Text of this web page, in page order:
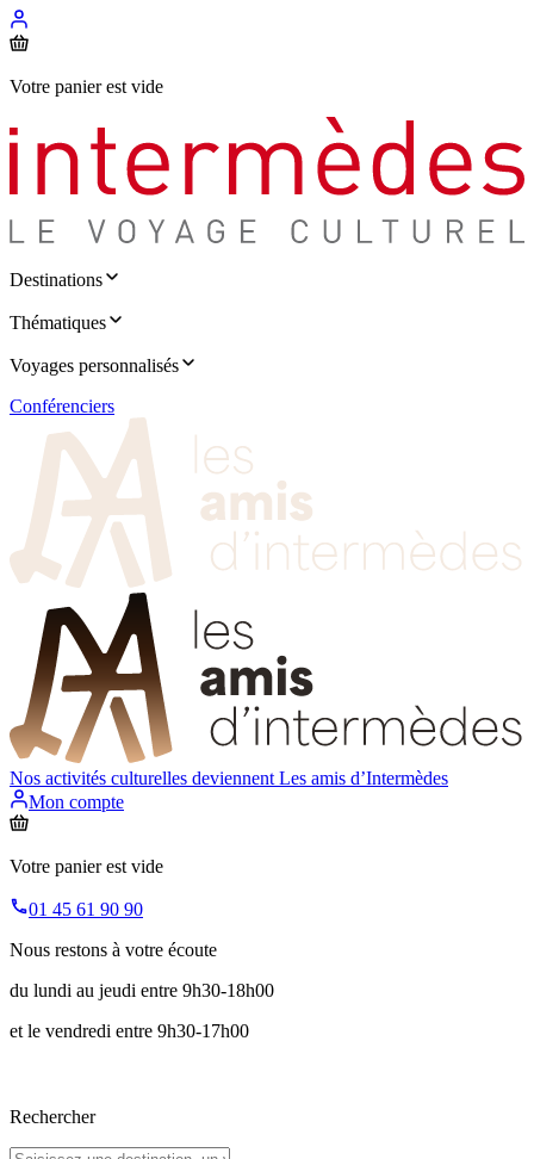
Votre panier est vide
Destinations
Thématiques
Voyages personnalisés
Conférenciers
Nos activités culturelles deviennent Les amis d’Intermèdes
Mon compte
Votre panier est vide
01 45 61 90 90
Nous restons à votre écoute
du lundi au jeudi entre 9h30-18h00
et le vendredi entre 9h30-17h00
Rechercher